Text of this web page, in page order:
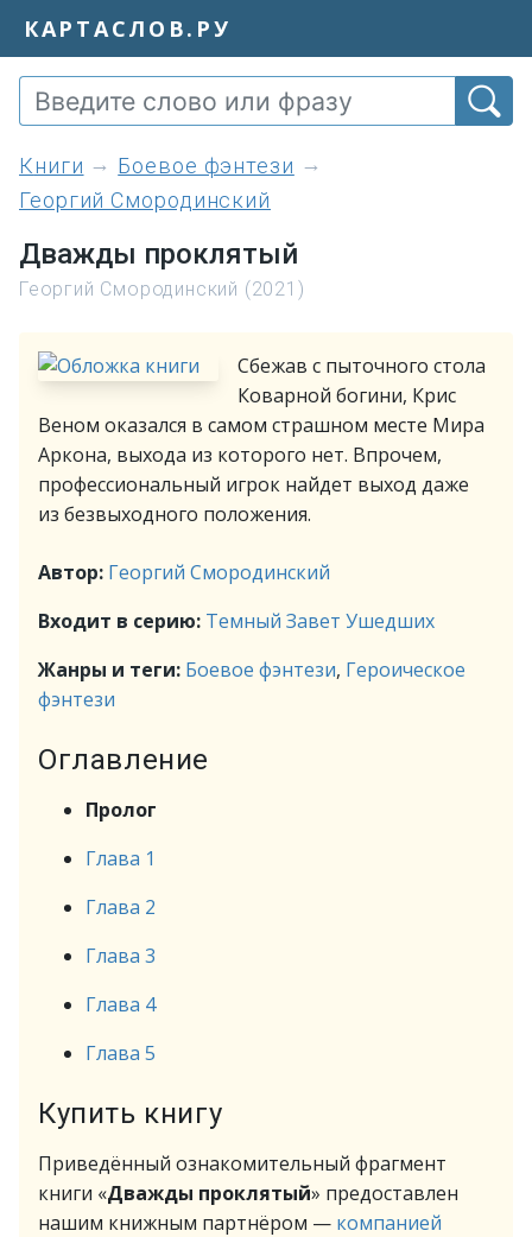
КАРТАСЛОВ.РУ
книги
Боевое фэнтези
Георгий Смородинский
Дважды проклятый
Георгий Смородинский (2021)
Сбежав с пыточного стола
Коварной богини, Крис
Веном оказался в самом страшном месте Мира
Аркона, выхода из которого нет. Впрочем,
профессиональный игрок найдет выход даже
из безвыходного положения.
Автор: Георгий Смородинский
Входит в серию: Темный Завет Ушедших
Жанры и теги: Боевое фэнтези, Героическое
фэнтези
Оглавление
Пролог
Глава 1
Глава 2
Глава 3
Глава 4
Глава 5
Купить книгу
Приведённый ознакомительный фрагмент
книги «Дважды проклятый» предоставлен
нашим книжным партнёром — компанией